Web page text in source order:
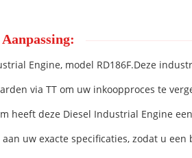
Aanpassing:
Engine, model RD186F.Deze
via TT om uw inkoopproces te
heeft deze Diesel Industrial Engine
uw exacte specificaties, zodat u